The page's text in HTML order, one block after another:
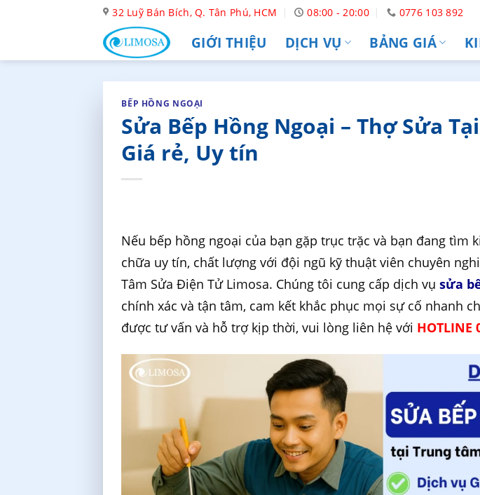
32 Luỹ Bán Bích, Q. Tân Phú, HCM 08:00 - 20:00 0776 103 892
GIỚI THIỆU DỊCH VỤ BẢNG GIÁ
BẾP HỒNG NGOẠI
Sửa Bếp Hồng Ngoại – Thợ Sửa
Giá rẻ, Uy tín
Nếu bếp hồng ngoại của bạn gặp trục trặc và bạn đang tìm
chữa uy tín, chất lượng với đội ngũ kỹ thuật viên chuyên
Tâm Sửa Điện Tử Limosa. Chúng tôi cung cấp dịch vụsửa
chính xác và tận tâm, cam kết khắc phục mọi sự cố nhanh
được tư vấn và hỗ trợ kịp thời, vui lòng liên hệ với HOTLINE